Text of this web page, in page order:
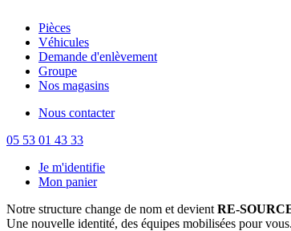
Pièces
Véhicules
Demande d'enlèvement
Groupe
Nos magasins
Nous contacter
05 53 01 43 33
Je m'identifie
Mon panier
Notre structure change de nom et devient RE-
Une nouvelle identité, des équipes mobilisées pour vous.